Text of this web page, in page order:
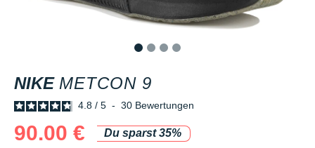
NIKE METCON 9
4.8 / 5 - 30 Bewertungen
90.00 €
Du sparst 35%